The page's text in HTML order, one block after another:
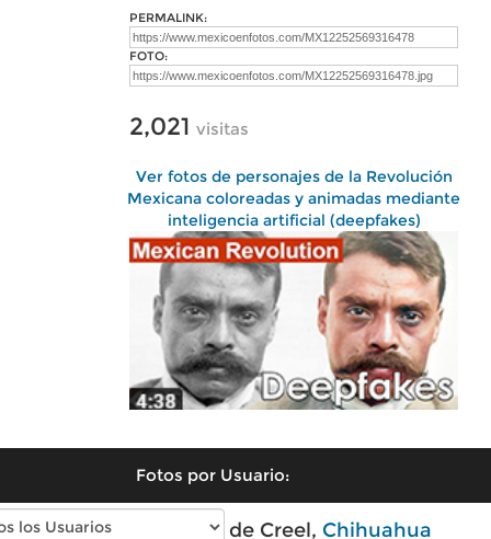
PERMALINK:
FOTO:
2,021 visitas
Ver fotos de personajes de la Revolución
Mexicana coloreadas y animadas mediante
inteligencia artificial (deepfakes)
Fotos por Usuario:
Fotos modernas de Creel, Chihuahua